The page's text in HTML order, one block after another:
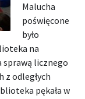
Malucha
poświęcone
było
na
sprawą licznego
z odległych
pękała w